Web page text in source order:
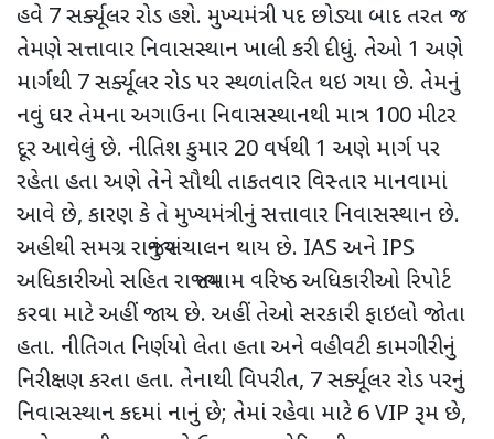
હવે 7સર્ક્યૂલર રોડ હશે. મુખ્યમંત્રી પદ છોડ્યા બાદ તરત જ
તેમણે સત્તાવાર નિવાસસ્થાન ખાલી કરી દીધું. તેઓ 1 અણે
માર્ગથી 7સર્ક્યૂલર રોડ પર સ્થળાંતરિત થઇ ગયા છે. તેમનું
નવું ઘર તેમના અગાઉના નિવાસસ્થાનથી માત્ર 100 મીટર
દૂર આવેલું છે. નીતિશ કુમાર 20 વર્ષથી 1 અણે માર્ગ પર
રહેતા હતા અણે તેને સૌથી તાકતવાર વિસ્તાર માનવામાં
આવે છે, કારણ કે તે મુખ્યમંત્રીનું સત્તાવાર નિવાસસ્થાન છે.
અહીથી સમગ્ર રાજ્યનું સંચાલન થાય છે. IAS અને IPS
અધિકારીઓ સહિત રાજ્ય તમામ વરિષ્ઠ અધિકારીઓ રિપોર્ટ
કરવા માટે અહીં જાય છે. અહીં તેઓ સરકારી ફાઇલો જોતા
હતા. નીતિગત નિર્ણયો લેતા હતા અને વહીવટી કામગીરીનું
નિરીક્ષણ કરતા હતા. તેનાથી વિપરીત, 7સર્ક્યૂલર રોડ પરનું
નિવાસસ્થાન કદમાં નાનું છે; તેમાં રહેવા માટે 6VIP રૂમ છે,